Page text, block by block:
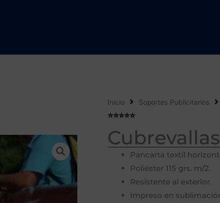
Inicio Soportes Publicitarios
⭐️⭐️⭐️⭐️⭐️
Pancarta textil
Poliéster 115 grs. m/2.
Resistente al exterior.
Impreso en